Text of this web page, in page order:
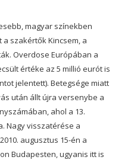
magyar színekben
szakértők Kincsem, a
Overdose Európában a
értéke az 5 millió eurót is
jelentett). Betegsége miatt
után állt újra versenybe a
ahol a 13.
Nagy visszatérése a
augusztus 15-én a
Budapesten, ugyanis itt is